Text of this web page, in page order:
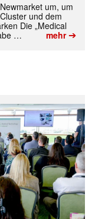
um, um
und dem
Die „Medical
…
mehr➔